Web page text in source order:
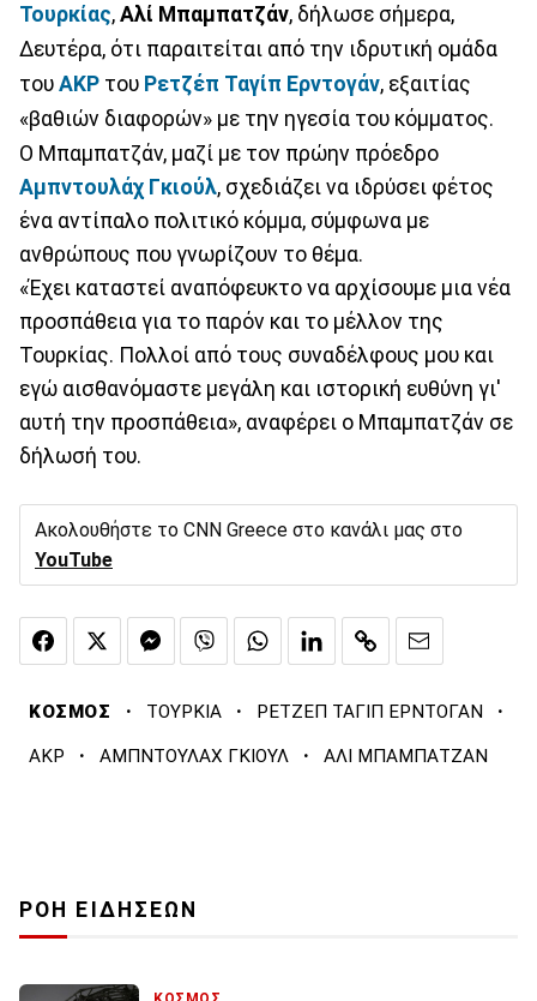
Τουρκίας, Αλί Μπαμπατζάν, δήλωσε σήμερα,
Δευτέρα, ότι παραιτείται από την ιδρυτική ομάδα
του AKP του Ρετζέπ Ταγίπ Ερντογάν, εξαιτίας
«βαθιών διαφορών» με την ηγεσία του κόμματος.
Ο Μπαμπατζάν, μαζί με τον πρώην πρόεδρο
Αμπντουλάχ Γκιούλ, σχεδιάζει να ιδρύσει φέτος
ένα αντίπαλο πολιτικό κόμμα, σύμφωνα με
ανθρώπους που γνωρίζουν το θέμα.
«Έχει καταστεί αναπόφευκτο να αρχίσουμε μια νέα
προσπάθεια για το παρόν και το μέλλον της
Τουρκίας. Πολλοί από τους συναδέλφους μου και
εγώ αισθανόμαστε μεγάλη και ιστορική ευθύνη γι'
αυτή την προσπάθεια», αναφέρει ο Μπαμπατζάν σε
δήλωσή του.
Ακολουθήστε το CNN Greece στο κανάλι μας στο
YouTube
ΚΟΣΜΟΣ · ΤΟΥΡΚΙΑ · ΡΕΤΖΕΠ ΤΑΓΙΠ ΕΡΝΤΟΓΑΝ ·
AKP · ΑΜΠΝΤΟΥΛΑΧ ΓΚΙΟΥΛ · ΑΛΙ ΜΠΑΜΠΑΤΖΑΝ
ΡΟΗ ΕΙΔΗΣΕΩΝ